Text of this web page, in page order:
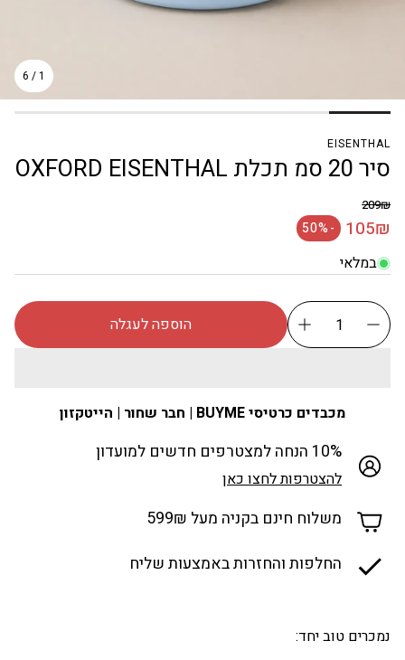
1
/
6
EISENTHAL
סיר 20 סמ תכלת OXFORD EISENTHAL
105₪
-50%
מחיר מבצע
מחיר רגיל
209₪
במלאי
הוספה לעגלה
מכבדים כרטיסי BUYME | חבר שחור | הייטקזון
10% הנחה למצטרפים חדשים למועדון
להצטרפות לחצו כאן
משלוח חינם בקניה מעל 599₪
החלפות והחזרות באמצעות שליח
נמכרים טוב יחד: